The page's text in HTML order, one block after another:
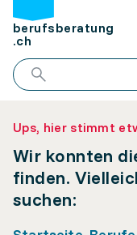
berufsberatung
.ch
Ups, hier stimmt
Wir konnten
finden.
suchen: